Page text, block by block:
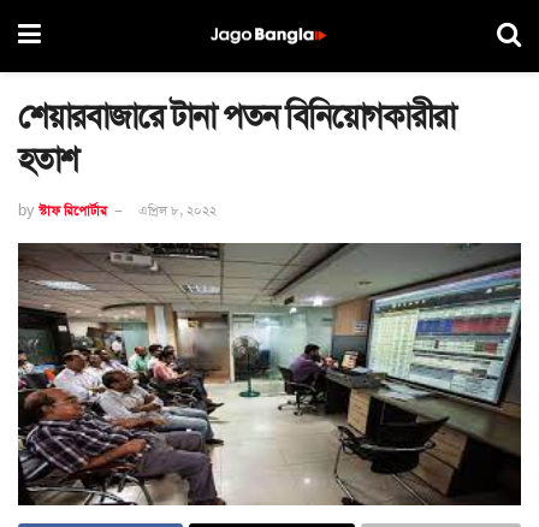
শেয়ারবাজারে টানা পতন বিনিয়োগকারীরা
হতাশ
by স্টাফ রিপোর্টার এপ্রিল ৮, ২০২২